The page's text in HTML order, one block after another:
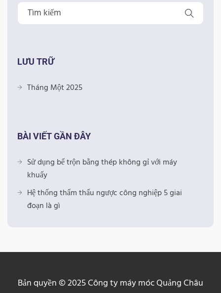
LƯU TRỮ
Tháng Một 2025
BÀI VIẾT GẦN ĐÂY
Sử dụng bể trộn bằng thép không gỉ với máy
khuấy
Hệ thống thẩm thấu ngược công nghiệp 5 giai
đoạn là gì
Bản quyền © 2025 Công ty máy móc Quảng Châu